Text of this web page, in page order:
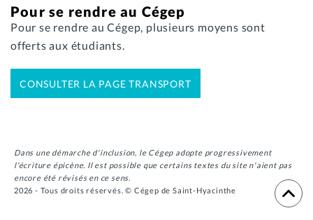
Pour se rendre au Cégep
Pour se rendre au Cégep, plusieurs moyens sont
offerts aux étudiants.
CONSULTER LA PAGE TRANSPORT
Dans une démarche d'inclusion, le Cégep adopte progressivement
l'écriture épicène. Il est possible que certains textes du site n'aient pas
encore été révisés en ce sens.
2026 - Tous droits réservés. © Cégep de Saint-Hyacinthe